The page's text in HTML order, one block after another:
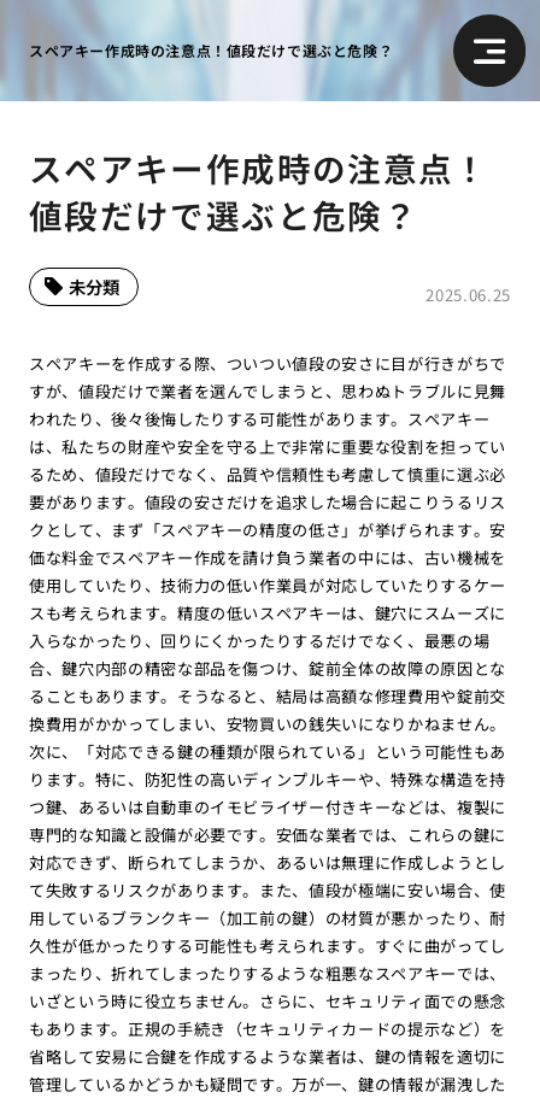
スペアキー作成時の注意点！値段だけで選ぶと危険？
スペアキー作成時の注意点！
値段だけで選ぶと危険？
2025.06.25
未分類
スペアキーを作成する際、ついつい値段の安さに目が行きがちで
すが、値段だけで業者を選んでしまうと、思わぬトラブルに見舞
われたり、後々後悔したりする可能性があります。スペアキー
は、私たちの財産や安全を守る上で非常に重要な役割を担ってい
るため、値段だけでなく、品質や信頼性も考慮して慎重に選ぶ必
要があります。値段の安さだけを追求した場合に起こりうるリス
クとして、まず「スペアキーの精度の低さ」が挙げられます。安
価な料金でスペアキー作成を請け負う業者の中には、古い機械を
使用していたり、技術力の低い作業員が対応していたりするケー
スも考えられます。精度の低いスペアキーは、鍵穴にスムーズに
入らなかったり、回りにくかったりするだけでなく、最悪の場
合、鍵穴内部の精密な部品を傷つけ、錠前全体の故障の原因とな
ることもあります。そうなると、結局は高額な修理費用や錠前交
換費用がかかってしまい、安物買いの銭失いになりかねません。
次に、「対応できる鍵の種類が限られている」という可能性もあ
ります。特に、防犯性の高いディンプルキーや、特殊な構造を持
つ鍵、あるいは自動車のイモビライザー付きキーなどは、複製に
専門的な知識と設備が必要です。安価な業者では、これらの鍵に
対応できず、断られてしまうか、あるいは無理に作成しようとし
て失敗するリスクがあります。また、値段が極端に安い場合、使
用しているブランクキー（加工前の鍵）の材質が悪かったり、耐
久性が低かったりする可能性も考えられます。すぐに曲がってし
まったり、折れてしまったりするような粗悪なスペアキーでは、
いざという時に役立ちません。さらに、セキュリティ面での懸念
もあります。正規の手続き（セキュリティカードの提示など）を
省略して安易に合鍵を作成するような業者は、鍵の情報を適切に
管理しているかどうかも疑問です。万が一、鍵の情報が漏洩した